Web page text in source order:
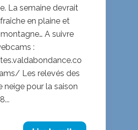
La semaine devrait
en plaine et
A suivre
:
Les relevés des
neige pour la saison